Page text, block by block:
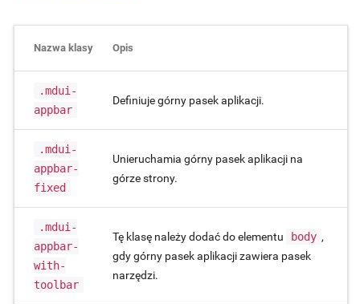
Nazwa klasy Opis
.mdui-
appbar
Definiuje górny pasek aplikacji.
.mdui-
appbar-
fixed
Unieruchamia górny pasek aplikacji na
górze strony.
.mdui-
appbar-
with-
toolbar
Tę klasę należy dodać do elementu body ,
gdy górny pasek aplikacji zawiera pasek
narzędzi.